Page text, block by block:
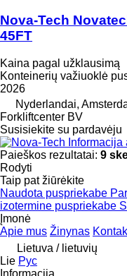
Nova-Tech
45FT
Kaina pagal užklausimą
Konteinerių važiuoklė
2026
Nyderlandai,
Forkliftcenter BV
Susisiekite su pardavėju
Paieškos rezultatai: 9
Rodyti
Taip pat žiūrėkite
Naudota puspriekabe
izotermine puspriekabe
Įmonė
Apie mus Žinynas
Lietuva / lietuvių
Lie Рус
Informacija